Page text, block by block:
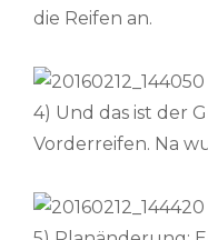
die Reifen an.
4) Und das ist der
Vorderreifen. Na